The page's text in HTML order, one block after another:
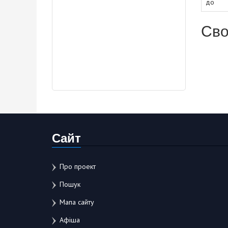
до
Сайт
Про проект
Пошук
Мапа сайту
Афіша